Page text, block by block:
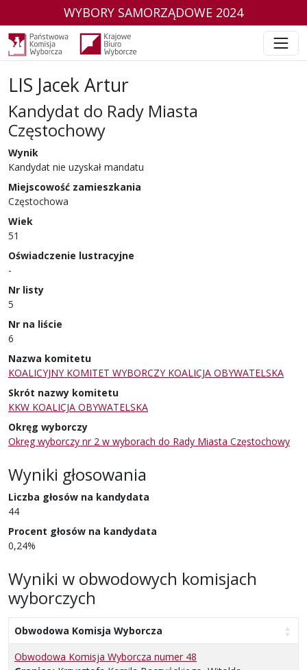
WYBORY SAMORZĄDOWE 2024
LIS Jacek Artur
Kandydat do Rady Miasta
Częstochowy
w wyborach samorządowych w 2024 r.
Wynik
Kandydat nie uzyskał mandatu
Miejscowość zamieszkania
Częstochowa
Wiek
51
Oświadczenie lustracyjne
-
Nr listy
5
Nr na liście
6
Nazwa komitetu
KOALICYJNY KOMITET WYBORCZY KOALICJA OBYWATELSKA
Skrót nazwy komitetu
KKW KOALICJA OBYWATELSKA
Okręg wyborczy
Okręg wyborczy nr 2 w wyborach do Rady Miasta Częstochowy
Wyniki głosowania
Liczba głosów na kandydata
44
Procent głosów na kandydata
0,24%
Wyniki w obwodowych komisjach
wyborczych
Obwodowa Komisja Wyborcza
Obwodowa Komisja Wyborcza numer 48